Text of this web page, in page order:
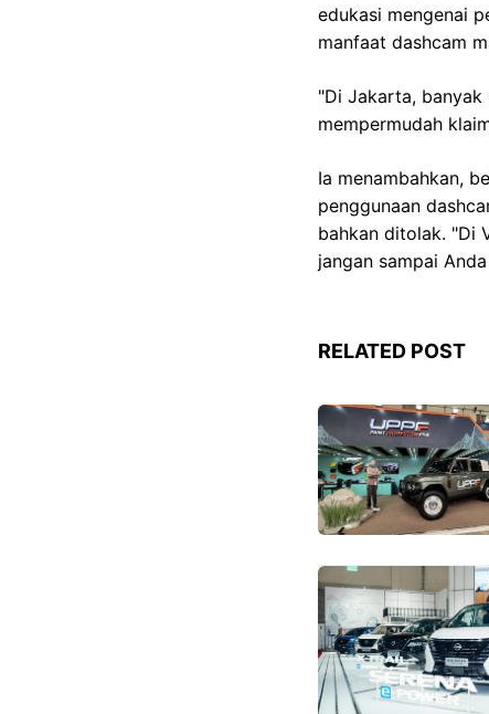
edukasi mengenai
manfaat dashcam
"Di Jakarta,
mempermudah
Ia menambahkan,
penggunaan
bahkan ditolak. "Di
jangan sampai
RELATED POST